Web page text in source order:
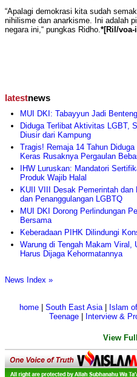
“Apalagi demokrasi kita sudah
nihilisme dan anarkisme. Ini adalah
negara ini,“ pungkas Ridho.*[Ril/voa-
latestnews
MUI DKI: Tabayyun Jadi
Diduga Terlibat Aktivitas LGBT,
Diusir dari Kampung
Tragis! Remaja 14 Tahun
Keras Rusaknya Pergaulan
IHW Luruskan: Mandatori
Produk Wajib Halal
KUII VIII Desak Pemerintah dan
dan Penanggulangan LGBTQ
MUI DKI Dorong Perlindungan
Bersama
Keberadaan PIHK Dilindungi
Warung di Tengah Makam Viral,
Harus Dijaga Kehormatannya
News Index »
home| South East Asia| Islam
Teenage
Interview &
View